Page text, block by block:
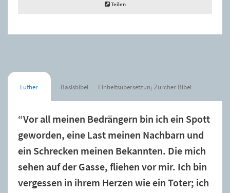
Teilen
Luther Basisbibel Einheitsübersetzung Zürcher Bibel
“Vor all meinen Bedrängern bin ich ein Spott
geworden, eine Last meinen Nachbarn und
ein Schrecken meinen Bekannten. Die mich
sehen auf der Gasse, fliehen vor mir. Ich bin
vergessen in ihrem Herzen wie ein Toter; ich